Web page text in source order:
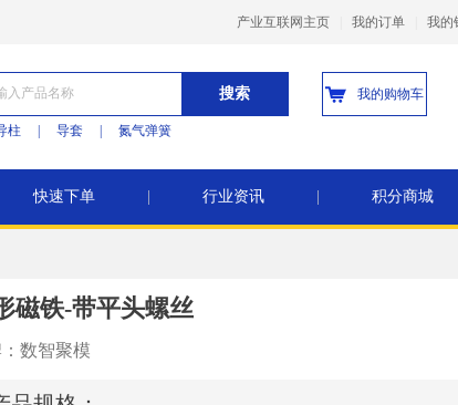
产业互联网主页 我的订单 我的
搜索
柱 导套 氮气弹簧
我的购物车
快速下单 行业资讯 积分商城
磁铁-带平头螺丝
数智聚模